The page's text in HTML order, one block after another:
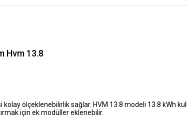
Hvm 13.8
kolay ölçeklenebilirlik sağlar. HVM 13.8 modeli 13.8 kWh
için ek modüller eklenebilir.